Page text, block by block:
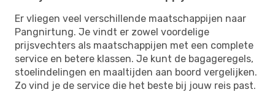
Er vliegen veel verschillende maatschappijen naar
Pangnirtung. Je vindt er zowel voordelige
prijsvechters als maatschappijen met een complete
service en betere klassen. Je kunt de bagageregels,
stoelindelingen en maaltijden aan boord vergelijken.
Zo vind je de service die het beste bij jouw reis past.